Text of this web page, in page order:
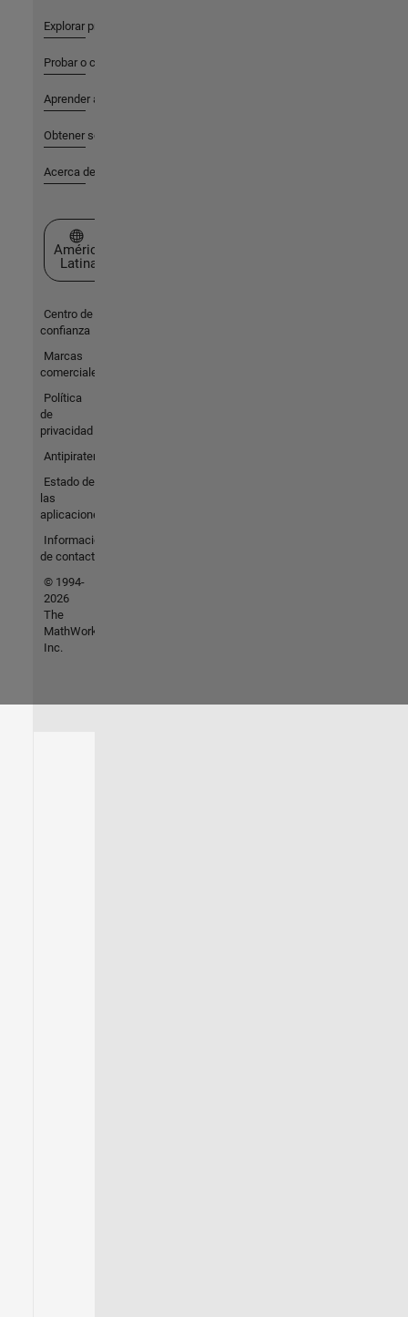
Explorar productos
Probar o comprar
Aprender a utilizar
Obtener soporte
Acerca de MathWorks
Seleccione un país/idioma
América
Latina
Centro de
confianza
Marcas
comerciales
Política
de
privacidad
Antipiratería
Estado de
las
aplicaciones
Información
de contacto
© 1994-
2026
The
MathWorks,
Inc.